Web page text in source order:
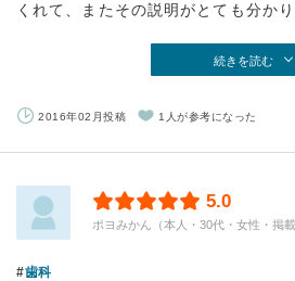
くれて、またその説明がとても分か
続きを読む
2016年02月投稿 1人が参考になった
5.0
ポヨみかん（本人・30代・女性・掲載
歯科